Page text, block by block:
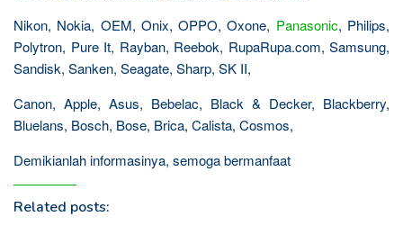
Nikon, Nokia, OEM, Onix, OPPO, Oxone, Panasonic, Philips,
Polytron, Pure It, Rayban, Reebok, RupaRupa.com, Samsung,
Sandisk, Sanken, Seagate, Sharp, SK II,
Canon, Apple, Asus, Bebelac, Black & Decker, Blackberry,
Bluelans, Bosch, Bose, Brica, Calista, Cosmos,
Demikianlah informasinya, semoga bermanfaat
Related posts: